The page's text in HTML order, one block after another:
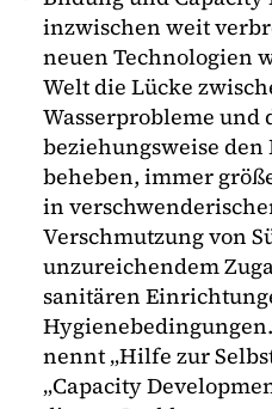
inzwischen weit
neuen Technologien
Welt die Lücke
Wasserprobleme und
beziehungsweise
beheben, immer
in
Verschmutzung von
unzureichendem
sanitären
nennt „Hilfe zur
„Capacity